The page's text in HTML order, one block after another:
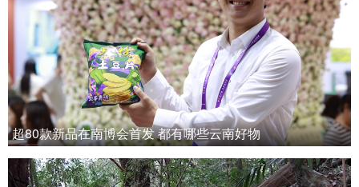
超80款新品在南博会首发 都有哪些云南好物